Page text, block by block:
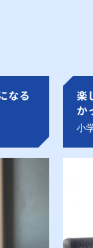
なる
楽
か
小